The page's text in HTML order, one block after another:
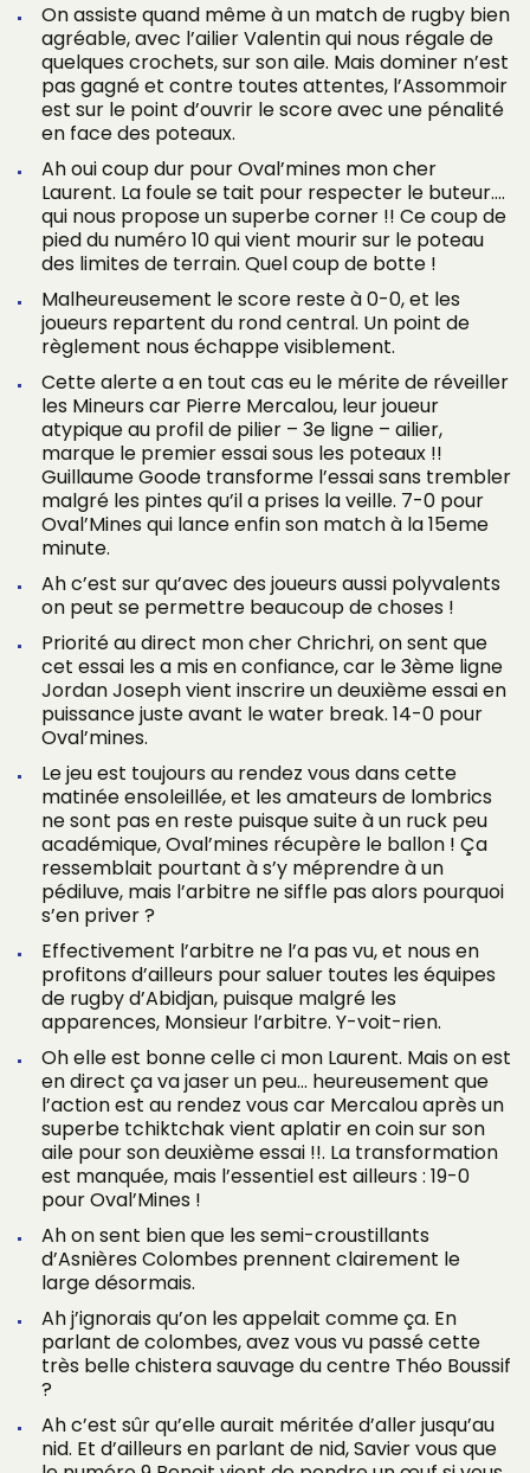
On assiste quand même à un match de rugby bien
agréable, avec l’ailier Valentin qui nous régale de
quelques crochets, sur son aile. Mais dominer n’est
pas gagné et contre toutes attentes, l’Assommoir
est sur le point d’ouvrir le score avec une pénalité
en face des poteaux.
Ah oui coup dur pour Oval’mines mon cher
Laurent. La foule se tait pour respecter le buteur….
qui nous propose un superbe corner !! Ce coup de
pied du numéro 10 qui vient mourir sur le poteau
des limites de terrain. Quel coup de botte !
Malheureusement le score reste à 0-0, et les
joueurs repartent du rond central. Un point de
règlement nous échappe visiblement.
Cette alerte a en tout cas eu le mérite de réveiller
les Mineurs car Pierre Mercalou, leur joueur
atypique au profil de pilier – 3e ligne – ailier,
marque le premier essai sous les poteaux !!
Guillaume Goode transforme l’essai sans trembler
malgré les pintes qu’il a prises la veille. 7-0 pour
Oval’Mines qui lance enfin son match à la 15eme
minute.
Ah c’est sur qu’avec des joueurs aussi polyvalents
on peut se permettre beaucoup de choses !
Priorité au direct mon cher Chrichri, on sent que
cet essai les a mis en confiance, car le 3ème ligne
Jordan Joseph vient inscrire un deuxième essai en
puissance juste avant le water break. 14-0 pour
Oval’mines.
Le jeu est toujours au rendez vous dans cette
matinée ensoleillée, et les amateurs de lombrics
ne sont pas en reste puisque suite à un ruck peu
académique, Oval’mines récupère le ballon ! Ça
ressemblait pourtant à s’y méprendre à un
pédiluve, mais l’arbitre ne siffle pas alors pourquoi
s’en priver ?
Effectivement l’arbitre ne l’a pas vu, et nous en
profitons d’ailleurs pour saluer toutes les équipes
de rugby d’Abidjan, puisque malgré les
apparences, Monsieur l’arbitre. Y-voit-rien.
Oh elle est bonne celle ci mon Laurent. Mais on est
en direct ça va jaser un peu… heureusement que
l’action est au rendez vous car Mercalou après un
superbe tchiktchak vient aplatir en coin sur son
aile pour son deuxième essai !!. La transformation
est manquée, mais l’essentiel est ailleurs : 19-0
pour Oval’Mines !
Ah on sent bien que les semi-croustillants
d’Asnières Colombes prennent clairement le
large désormais.
Ah j’ignorais qu’on les appelait comme ça. En
parlant de colombes, avez vous vu passé cette
très belle chistera sauvage du centre Théo Boussif
?
Ah c’est sûr qu’elle aurait méritée d’aller jusqu’au
nid. Et d’ailleurs en parlant de nid, Savier vous que